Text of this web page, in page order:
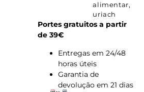
alimentar,
uriach
Portes gratuitos a partir
de 39€
Entregas em 24/48
horas úteis
Garantia de
devolução em 21 dias